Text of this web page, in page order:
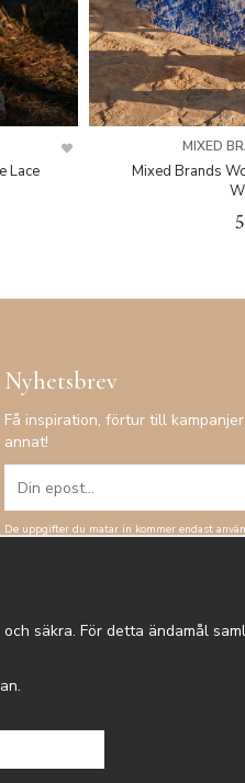
Lace
MIXED
Mixed Brands
Nyhetsbrev
Få inspiration, förtur till
annat!
De uppgifter du matar in kommer endast
säkra. För detta ändamål